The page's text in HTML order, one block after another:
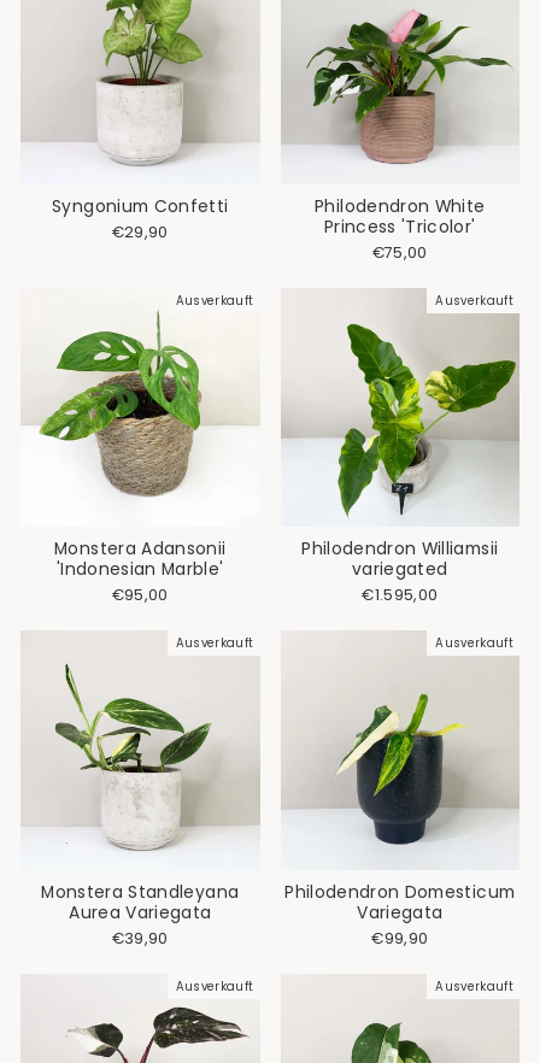
Syngonium Confetti
€29,90
Philodendron White
Princess 'Tricolor'
€75,00
Ausverkauft
Monstera Adansonii
'Indonesian Marble'
€95,00
Ausverkauft
Philodendron Williamsii
variegated
€1.595,00
Ausverkauft
Monstera Standleyana
Aurea Variegata
€39,90
Ausverkauft
Philodendron Domesticum
Variegata
€99,90
Ausverkauft Ausverkauft